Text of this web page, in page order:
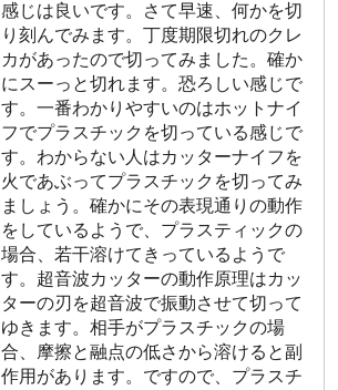
感じは良いです。さて早速、何かを切
り刻んでみます。丁度期限切れのクレ
カがあったので切ってみました。確か
にスーっと切れます。恐ろしい感じで
す。一番わかりやすいのはホットナイ
フでプラスチックを切っている感じで
す。わからない人はカッターナイフを
火であぶってプラスチックを切ってみ
ましょう。確かにその表現通りの動作
をしているようで、プラスティックの
場合、若干溶けてきっているようで
す。超音波カッターの動作原理はカッ
ターの刃を超音波で振動させて切って
ゆきます。相手がプラスチックの場
合、摩擦と融点の低さから溶けると副
作用があります。ですので、プラスチ